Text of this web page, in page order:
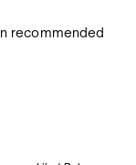
recommended